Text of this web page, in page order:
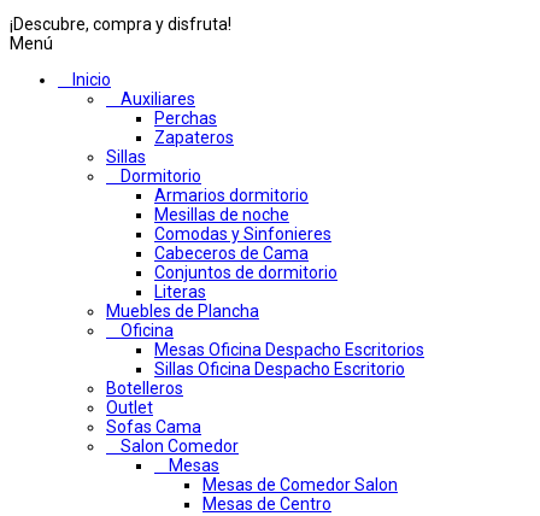
¡Descubre, compra y disfruta!
Menú
Inicio
Auxiliares
Perchas
Zapateros
Sillas
Dormitorio
Armarios dormitorio
Mesillas de noche
Comodas y Sinfonieres
Cabeceros de Cama
Conjuntos de dormitorio
Literas
Muebles de Plancha
Oficina
Mesas Oficina Despacho Escritorios
Sillas Oficina Despacho Escritorio
Botelleros
Outlet
Sofas Cama
Salon Comedor
Mesas
Mesas de Comedor Salon
Mesas de Centro